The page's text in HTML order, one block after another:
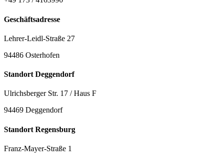
Geschäftsadresse
Lehrer-Leidl-Straße 27
94486 Osterhofen
Standort Deggendorf
Ulrichsberger Str. 17 / Haus F
94469 Deggendorf
Standort Regensburg
Franz-Mayer-Straße 1